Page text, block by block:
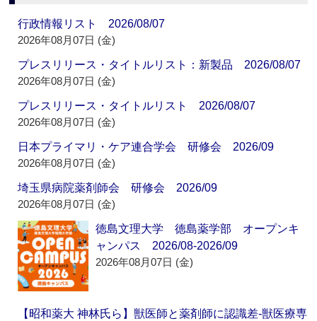
行政情報リスト 2026/08/07
2026年08月07日 (金)
プレスリリース・タイトルリスト：新製品 2026/08/07
2026年08月07日 (金)
プレスリリース・タイトルリスト 2026/08/07
2026年08月07日 (金)
日本プライマリ・ケア連合学会 研修会 2026/09
2026年08月07日 (金)
埼玉県病院薬剤師会 研修会 2026/09
2026年08月07日 (金)
徳島文理大学 徳島薬学部 オープンキ
ャンパス 2026/08-2026/09
2026年08月07日 (金)
【昭和薬大 神林氏ら】獣医師と薬剤師に認識差‐獣医療専